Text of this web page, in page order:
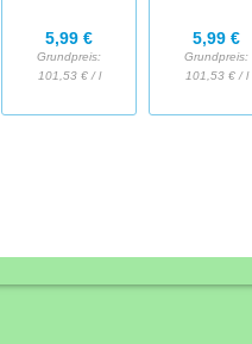
5,99 €
Grundpreis:
101,53 € / l
5,99 €
Grundpreis:
101,53 € / l